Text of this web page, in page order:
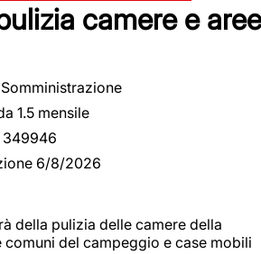
camere e aree
Somministrazione
1.5 mensile
349946
6/8/2026
della pulizia delle camere della
comuni del campeggio e case mobili